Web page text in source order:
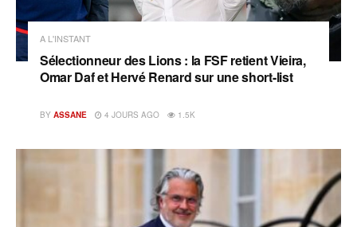
A L'INSTANT
Sélectionneur des Lions : la FSF retient Vieira,
Omar Daf et Hervé Renard sur une short-list
BY ASSANE 4 JOURS AGO 1.5K